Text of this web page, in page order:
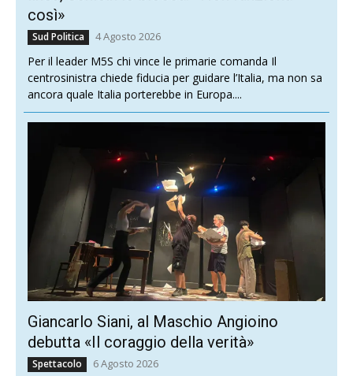
così»
Sud Politica 4 Agosto 2026
Per il leader M5S chi vince le primarie comanda Il
centrosinistra chiede fiducia per guidare l’Italia, ma non sa
ancora quale Italia porterebbe in Europa....
Giancarlo Siani, al Maschio Angioino
debutta «Il coraggio della verità»
Spettacolo 6 Agosto 2026